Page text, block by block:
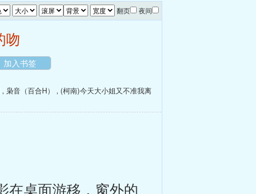
翻页 夜间
吻
加入书签
, 枭音（百合H） , (柯南)今天大小姐又不准我离
桌面游移，窗外的